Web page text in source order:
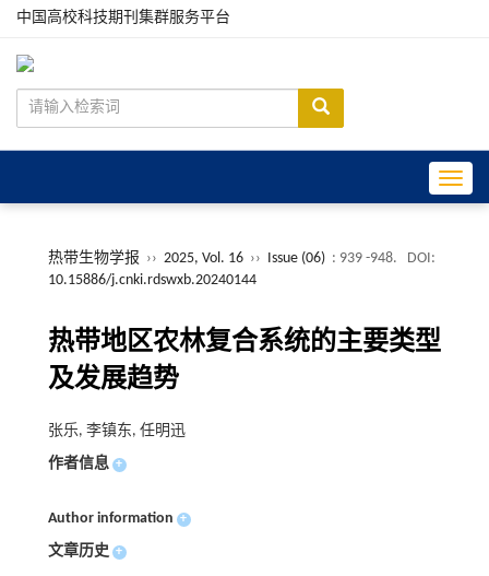
中国高校科技期刊集群服务平台
热带生物学报 ›› 2025, Vol. 16 ›› Issue (06) : 939 -948.
DOI:
10.15886/j.cnki.rdswxb.20240144
热带地区农林复合系统的主要类型
及发展趋势
张乐, 李镇东, 任明迅
作者信息 +
Author information +
文章历史 +